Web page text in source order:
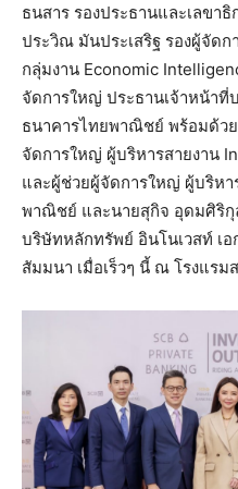
ธนสาร รองประธานและเลขา
ประวิณ มันประเสริฐ รองผู้จัด
กลุ่มงาน Economic
จัดการใหญ่ ประธานเจ้าหน้าที่
ธนาคารไทยพาณิชย์ พร้อมด้ว
จัดการใหญ่ ผู้บริหารสายงาน
และผู้ช่วยผู้จัดการใหญ่ ผู้บริหา
พาณิชย์ และนายสุกิจ อุดมศิริกุ
บริษัทหลักทรัพย์ อินโนเวสท์ เ
สัมมนา เมื่อเร็วๆ นี้ ณ โรงแรม